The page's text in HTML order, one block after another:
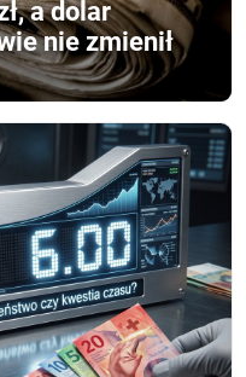
a dolar
nie zmienił